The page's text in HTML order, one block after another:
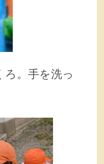
。手を洗っ